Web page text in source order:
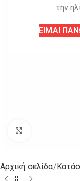
την
ΕΙΜΑΙ
Αρχική σελίδα